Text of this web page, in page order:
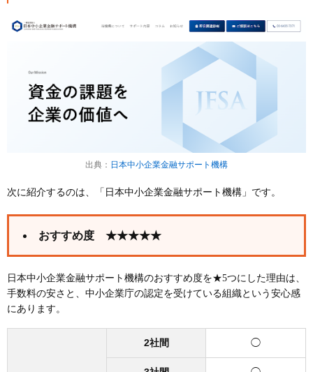
出典： 日本中小企業金融サポート機構
次に紹介するのは、「日本中小企業金融サポート機構」です。
おすすめ度 ★★★★★
日本中小企業金融サポート機構のおすすめ度を★5つにした理由は、
手数料の安さと、中小企業庁の認定を受けている組織という安心感
にあります。
2社間 ◯